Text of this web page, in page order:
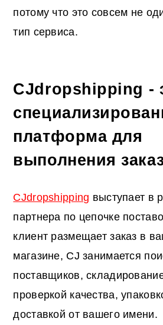
потому что это совсем не
тип сервиса.
CJdropshipping -
платформа для
выполнения
CJdropshipping выступает в
партнера по цепочке
клиент размещает заказ в
магазине, CJ занимается
поставщиков,
проверкой качества,
доставкой от вашего имени.